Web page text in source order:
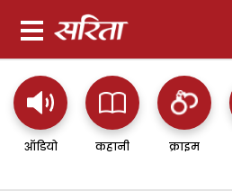
ऑडियो कहानी क्राइम